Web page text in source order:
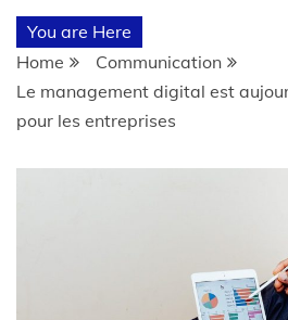
You are Here
Home
Communication
Le management digital est
pour les entreprises